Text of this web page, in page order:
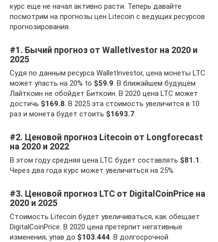
курс еще не начал активно расти. Теперь давайте
посмотрим на прогнозы цен Litecoin с ведущих ресурсов
прогнозирования.
#1. Бычий прогноз от WalletIvestor на 2020 и
2025
Судя по данным ресурса WalletInvestor, цена монеты LTC
может упасть на 20% to $59.9. В ближайшем будущем
Лайткоин не обойдет Биткоин. В 2020 цена LTC может
достичь $169.8. В 2025 эта стоимость увеличится в 10
раз и монета будет стоить $1693.7.
#2. Ценовой прогноз Litecoin от Longforecast
на 2020 и 2022
В этом году средняя цена LTC будет составлять $81.1.
Через два года курс может увеличиться на 25%.
#3. Ценовой прогноз LTC от DigitalCoinPrice на
2020 и 2025
Стоимость Litecoin будет увеличиваться, как обещает
DigitalCoinPrice. В 2020 цена претерпит негативные
изменения, упав до $103.444. В долгосрочной